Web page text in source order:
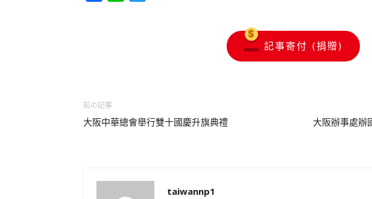
記事寄付 (捐贈)
前の記事
大阪中華總會舉行雙十國慶升旗典禮
大阪辦事處
taiwannp1